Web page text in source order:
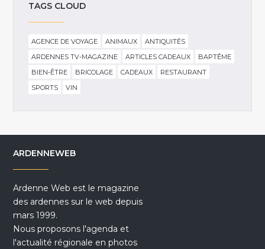
TAGS CLOUD
AGENCE DE VOYAGE ANIMAUX
ANTIQUITÉS
ARDENNES TV-MAGAZINE
ARTICLES CADEAUX
BAPTÊME
BIEN-ÊTRE
BRICOLAGE CADEAUX
RESTAURANT
SPORTS
VIN
ARDENNEWEB
Ardenne Web est le magazine
des ardennes sur le web depuis
mars 1999.
Nous proposons l'agenda et
l'actualité régionale en photos